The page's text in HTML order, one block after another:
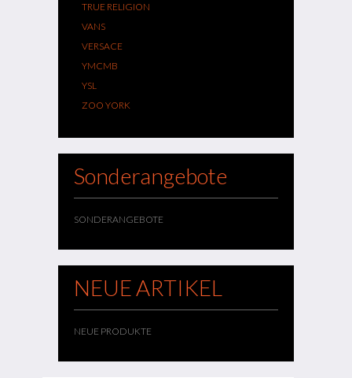
TRUE RELIGION
VANS
VERSACE
YMCMB
YSL
ZOO YORK
Sonderangebote
SONDERANGEBOTE
NEUE ARTIKEL
NEUE PRODUKTE